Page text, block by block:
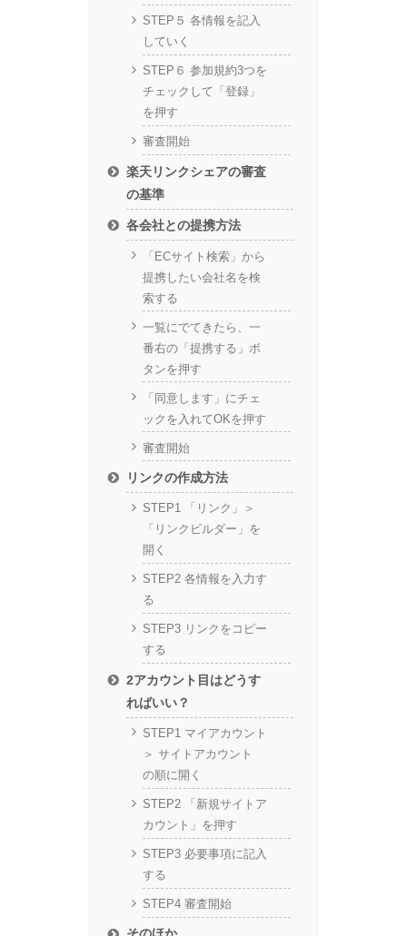
STEP５ 各情報を記入
していく
STEP６ 参加規約3つを
チェックして「登録」
を押す
審査開始
楽天リンクシェアの審査
の基準
各会社との提携方法
「ECサイト検索」から
提携したい会社名を検
索する
一覧にでてきたら、一
番右の「提携する」ボ
タンを押す
「同意します」にチェ
ックを入れてOKを押す
審査開始
リンクの作成方法
STEP1 「リンク」＞
「リンクビルダー」を
開く
STEP2 各情報を入力す
る
STEP3 リンクをコピー
する
2アカウント目はどうす
ればいい？
STEP1 マイアカウント
＞ サイトアカウント
の順に開く
STEP2 「新規サイトア
カウント」を押す
STEP3 必要事項に記入
する
STEP4 審査開始